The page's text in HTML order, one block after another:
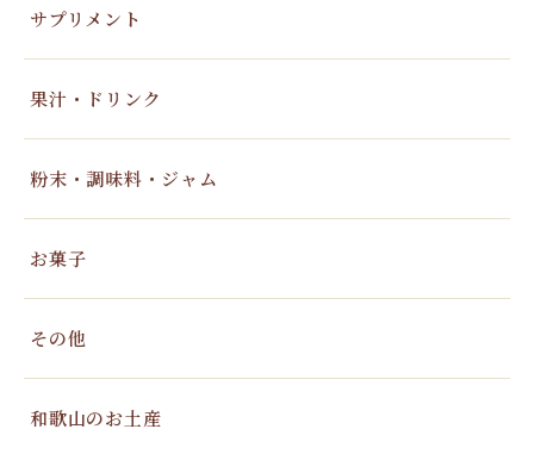
サプリメント
果汁・ドリンク
粉末・調味料・ジャム
お菓子
その他
和歌山のお土産